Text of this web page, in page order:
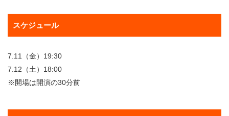
スケジュール
7.11（金）19:30
7.12（土）18:00
※開場は開演の30分前